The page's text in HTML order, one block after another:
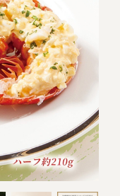
式 1.5次会・
お食い初め重)